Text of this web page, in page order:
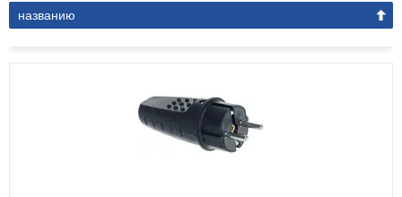
названию